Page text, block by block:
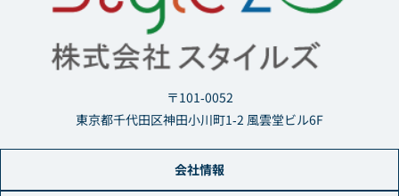
〒101-0052
東京都千代田区神田小川町1-2 風雲堂ビル6F
会社情報